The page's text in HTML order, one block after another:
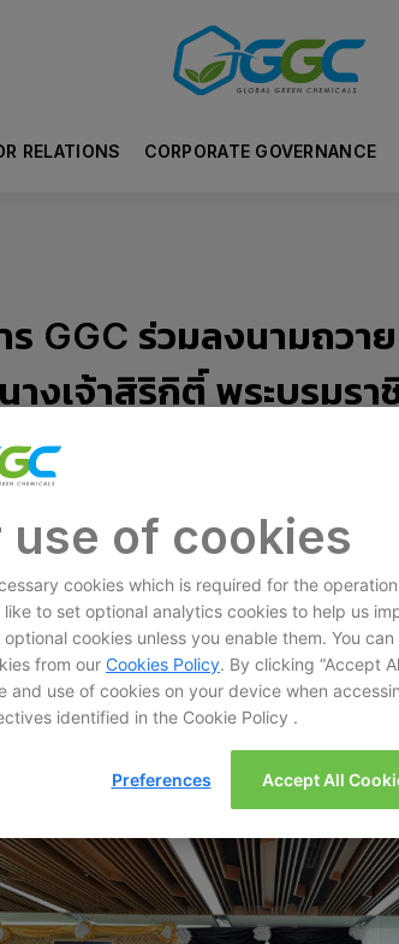
RELATIONS CORPORATE GOVERNANCE
GGC ร่วมลงนามถวา
างเจ้าสิริกิติ์ พระบรมร
วง
use of cookies
cookies which is required for the
like to set optional analytics cookies to help us
cookies unless you enable them. You
from our Cookies Policy. By clicking “Accept
and use of cookies on your device when
identified in the Cookie Policy .
Preferences Accept All